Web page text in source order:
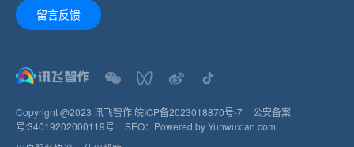
留言反馈
Copyright @2023 讯飞智作 皖ICP备2023018870号-7
公安备案
号:34019202000119号 SEO： Powered by Yunwuxian.com